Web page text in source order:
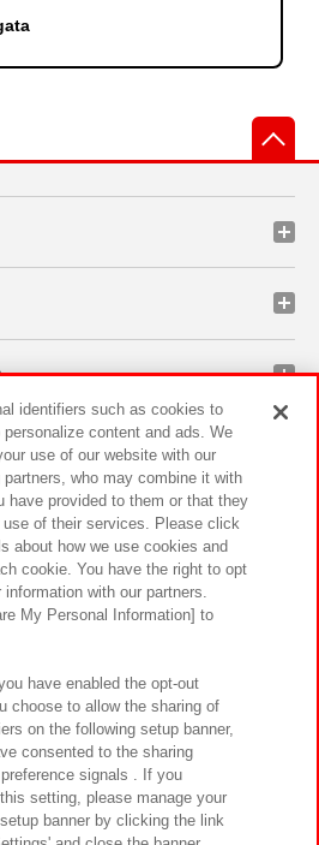
ナビリティ サイトポリシー
ウェブアクセシビリティ方針と検証結果
に
方針 よくあるご質問・お問い合わせ
identifiers such as cookies to
content and ads. We
use of our website with our
who may combine it with
have provided to them or that they
of their services. Please click
about how we use cookies and
cookie. You have the right to opt
with our partners.
My Personal Information] to
have enabled the opt-out
choose to allow the sharing of
on the following setup banner,
consented to the sharing
signals . If you
setting, please manage your
banner by clicking the link